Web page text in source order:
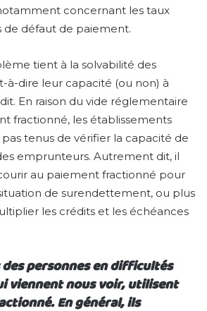
concernant les taux
de défaut de paiement.
tient à la solvabilité des
à-dire leur capacité (ou non) à
En raison du vide réglementaire
fractionné, les établissements
tenus de vérifier la capacité de
emprunteurs. Autrement dit, il
au paiement fractionné pour
de surendettement, ou plus
les crédits et les échéances
personnes en difficultés
viennent nous voir, utilisent
En général, ils